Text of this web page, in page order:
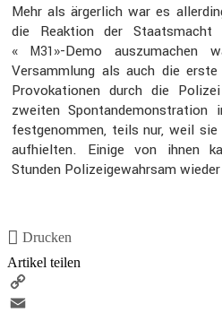
Mehr als ärger­lich war es
die Reaktion der Staats­macht
« M31 »-Demo auszu­ma­chen
Versamm­lung als auch die
Provo­ka­tionen durch die
zweiten
festge­nommen, teils nur, weil
aufhielten. Einige von ihnen
Stunden Polizei­ge­wahrsam
Drucken
Artikel teilen
Copy